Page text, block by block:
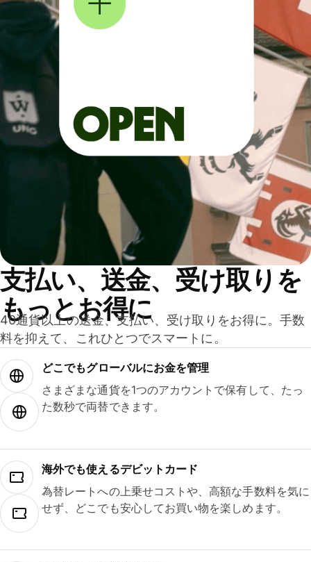
支払い、送金、受け取りを
もっとお得に
40通貨以上の送金、支払い、受け取りをお得に。手数
料を抑えて、これひとつでスマートに。
どこでもグ⁠ロ⁠ー⁠バ⁠ルにお金を管理
さまざまな通貨を1つのアカウントで保有して、たっ
た数秒で両替できます。
海外でも使えるデビットカード
為替レートへの上乗せコストや、高額な手数料を気に
せず、どこでも安心してお買い物を楽しめます。